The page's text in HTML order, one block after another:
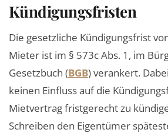
Kündigungsfristen
Die gesetzliche Kündigungsfrist
Mieter ist im § 573c Abs. 1, im
Gesetzbuch (BGB) verankert.
keinen Einfluss auf die
Mietvertrag fristgerecht zu
Schreiben den Eigentümer